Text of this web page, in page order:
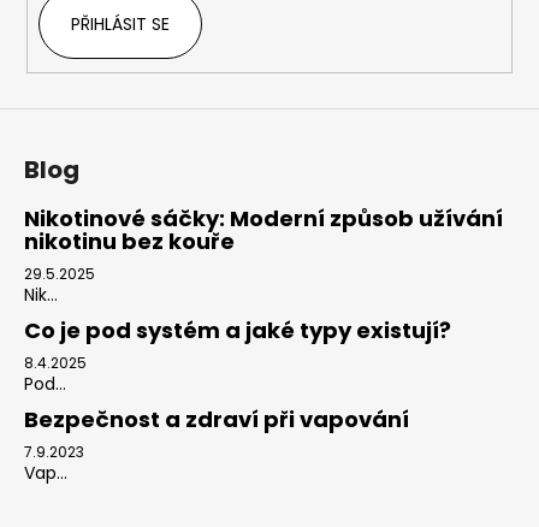
u
PŘIHLÁSIT SE
Blog
Nikotinové sáčky: Moderní způsob užívání
nikotinu bez kouře
29.5.2025
Nik...
Co je pod systém a jaké typy existují?
8.4.2025
Pod...
Bezpečnost a zdraví při vapování
7.9.2023
Vap...